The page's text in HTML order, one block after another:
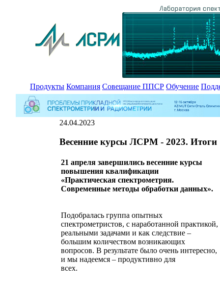
Продукты Компания Совещание ППСР Обучение
24.04.2023
Весенние курсы ЛСРМ - 2023. Итоги
21 апреля завершились весенние курсы
повышения квалификации
«Практическая спектрометрия.
Современные методы обработки данных».
Подобралась группа опытных
спектрометристов, с наработанной практикой,
реальными задачами и как следствие –
большим количеством возникающих
вопросов. В результате было очень интересно,
и мы надеемся – продуктивно для
всех.